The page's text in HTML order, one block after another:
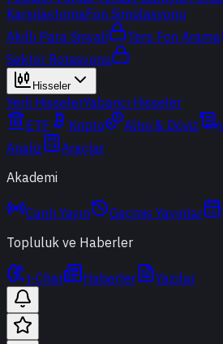
KarşılaştırmaFon Simülasyonu
Akıllı Para Sinyali
Ters Fon Arama
Sektör Rotasyonu
Hisseler
Yerli HisselerYabancı Hisseler
ETF
Kripto Altın & Döviz
Analiz
Araçlar
Akademi
Canlı Yayın Geçmiş Yayınlar
Topluluk ve Haberler
t-Chat Haberler Yazılar